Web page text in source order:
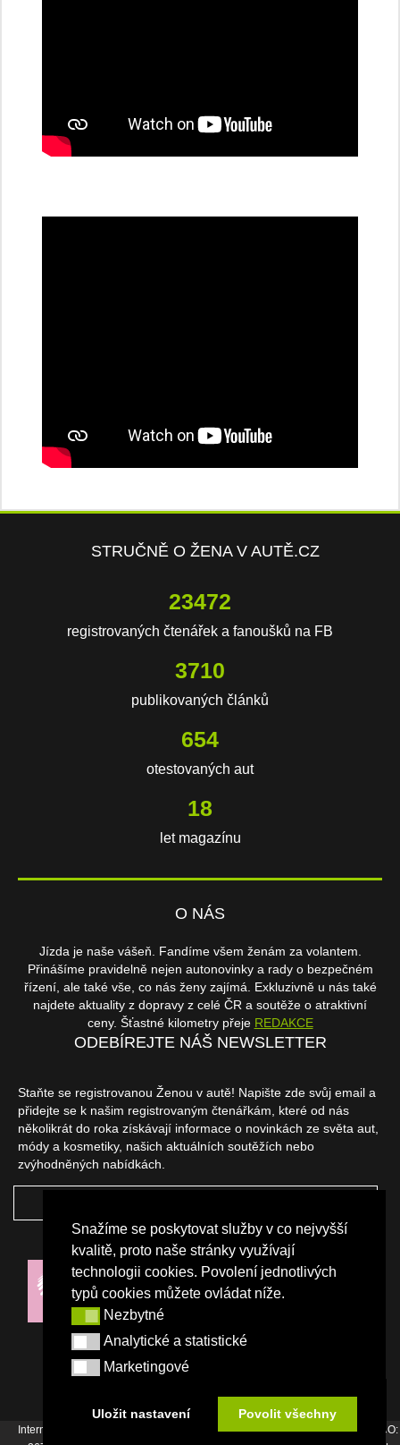
Snažíme se poskytovat služby v co nejvyšší
kvalitě, proto naše stránky využívají
technologii cookies. Povolení jednotlivých
typů cookies můžete ovládat níže.
NezbytnéNezbytné
Analytické a statistické
Analytické a statistické
Marketingové
Marketingové
Uložit nastavení Povolit všechny
STRUČNĚ O ŽENA V AUTĚ.CZ
23472
registrovaných čtenářek a fanoušků na FB
3710
publikovaných článků
654
otestovaných aut
18
let magazínu
O NÁS
Jízda je naše vášeň. Fandíme všem ženám za volantem.
Přinášíme pravidelně nejen autonovinky a rady o bezpečném
řízení, ale také vše, co nás ženy zajímá. Exkluzivně u nás také
najdete aktuality z dopravy z celé ČR a soutěže o atraktivní
ceny. Šťastné kilometry přeje REDAKCE
ODEBÍREJTE NÁŠ NEWSLETTER
Staňte se registrovanou Ženou v autě! Napište zde svůj email a
přidejte se k našim registrovaným čtenářkám, které od nás
několikrát do roka získávají informace o novinkách ze světa aut,
módy a kosmetiky, našich aktuálních soutěžích nebo
zvýhodněných nabídkách.
NAŠI PARTNEŘI
Internetový magazín Žena v autě vydává vydavatelství Srdce Evropy s.r.o., IČO: